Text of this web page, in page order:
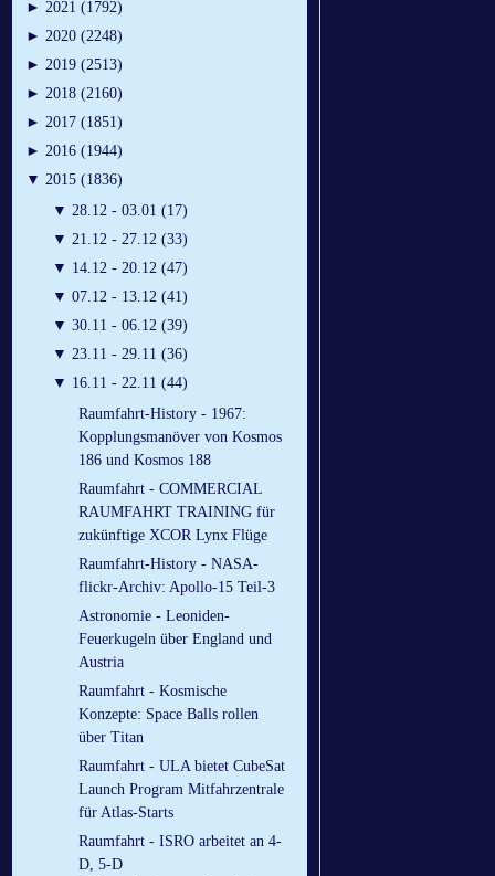
► 2021 (1792)
► 2020 (2248)
► 2019 (2513)
► 2018 (2160)
► 2017 (1851)
► 2016 (1944)
▼ 2015 (1836)
▼ 28.12 - 03.01 (17)
▼ 21.12 - 27.12 (33)
▼ 14.12 - 20.12 (47)
▼ 07.12 - 13.12 (41)
▼ 30.11 - 06.12 (39)
▼ 23.11 - 29.11 (36)
▼ 16.11 - 22.11 (44)
Raumfahrt-History - 1967:
Kopplungsmanöver von Kosmos
186 und Kosmos 188
Raumfahrt - COMMERCIAL
RAUMFAHRT TRAINING für
zukünftige XCOR Lynx Flüge
Raumfahrt-History - NASA-
flickr-Archiv: Apollo-15 Teil-3
Astronomie - Leoniden-
Feuerkugeln über England und
Austria
Raumfahrt - Kosmische
Konzepte: Space Balls rollen
über Titan
Raumfahrt - ULA bietet CubeSat
Launch Program Mitfahrzentrale
für Atlas-Starts
Raumfahrt - ISRO arbeitet an 4-
D, 5-D